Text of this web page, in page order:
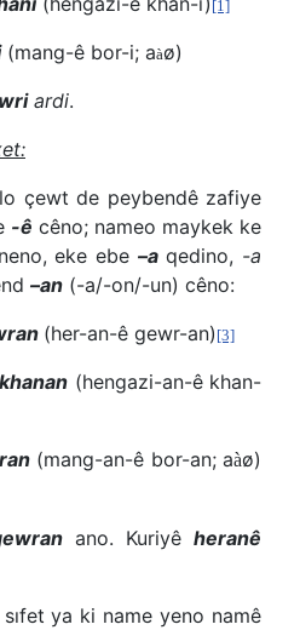
[1]
(mang-ê bor-i; aàø)
ardi.
çewt de peybendê zafiye
-ê cêno; nameo maykek ke
eke ebe –aqedino, -a
–an (-a/-on/-un) cêno:
(her-an-ê gewr-an) [3]
(hengazi-an-ê khan-
(mang-an-ê bor-an; aàø)
ano. Kuriyêheranê
ya ki name yeno namê